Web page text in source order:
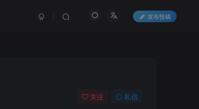
发布投稿
关注 私信